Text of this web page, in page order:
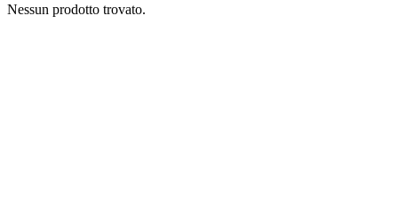
Nessun prodotto trovato.